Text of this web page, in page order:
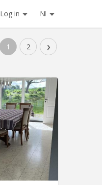
Log in Nl
1 2 ›
KV 2122
van 200 m²
lichte, volledig
tuin op het
slaapkamers
in de buurt
la-Neuve •
voor het huis 3
m² Elke kamer